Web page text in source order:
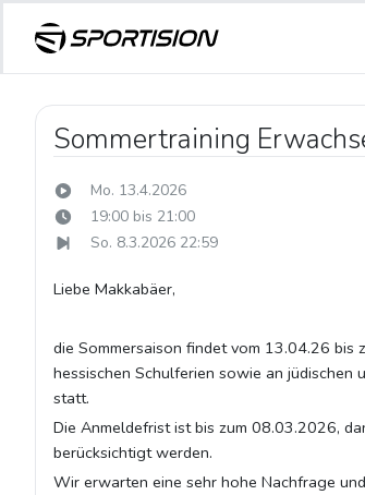
Sommertraining
Mo. 13.4.2026
19:00 bis 21:00
So. 8.3.2026 22:59
Liebe Makkabäer,
die Sommersaison findet vom 13.04.26
hessischen Schulferien sowie an jüdischen
statt.
Die Anmeldefrist ist bis zum 08.03.2026,
berücksichtigt werden.
Wir erwarten eine sehr hohe Nachfrage